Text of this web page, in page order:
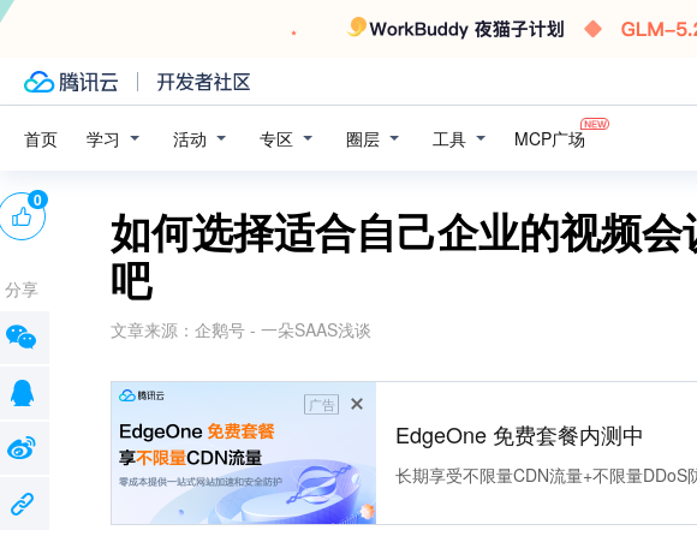
首页 学习 活动 专区 圈层 工具 MCP广场
如何选择适合自己企业的视频
吧
文章来源： 企鹅号 - 一朵SAAS浅谈
广告
EdgeOne 免费套餐内测中
长期享受不限量CDN流量+不限量DDoS
0
分享